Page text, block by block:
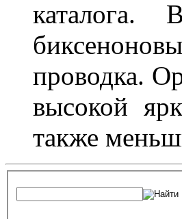
каталога.
проводка.
высокой
также